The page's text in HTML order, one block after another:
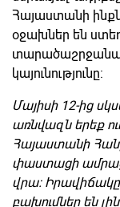
Հայաստանի
օջախներ են
կայունությունը:
Մայիսի 12-ից
առնվազն երեք
Հայաստանի
փաստացի
վրա։
բախումներ են